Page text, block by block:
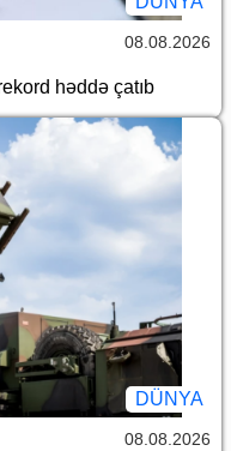
08.08.2026
həddə çatıb
DÜNYA
08.08.2026